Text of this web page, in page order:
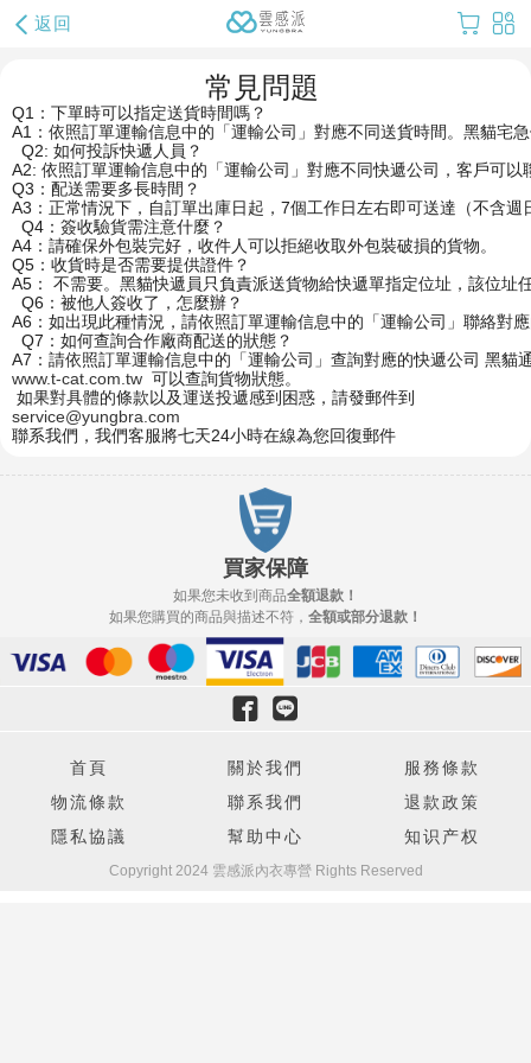
返回
常見問題
Q1：下單時可以指定送貨時間嗎？
A1：依照訂單運輸信息中的「運輸公司」對應不同送貨時間。黑貓宅
Q2: 如何投訴快遞人員？
A2: 依照訂單運輸信息中的「運輸公司」對應不同快遞公司，客戶可
Q3：配送需要多長時間？
A3：正常情況下，自訂單出庫日起，7個工作日左右即可送達（不含週
Q4：簽收驗貨需注意什麼？
A4：請確保外包裝完好，收件人可以拒絕收取外包裝破損的貨物。
Q5：收貨時是否需要提供證件？
A5： 不需要。黑貓快遞員只負責派送貨物給快遞單指定位址，該位
Q6：被他人簽收了，怎麼辦？
A6：如出現此種情況，請依照訂單運輸信息中的「運輸公司」聯絡
Q7：如何查詢合作廠商配送的狀態？
A7：請依照訂單運輸信息中的「運輸公司」查詢對應的快遞公司 黑貓
www.t-cat.com.tw 可以查詢貨物狀態。
如果對具體的條款以及運送投遞感到困惑，請發郵件到
service@yungbra.com
聯系我們，我們客服將七天24小時在線為您回復郵件
買家保障
如果您未收到商品全額退款！
如果您購買的商品與描述不符 ， 全額或部分退款！
首頁 關於我們
服務條款
物流條款
聯系我們
退款政策
隱私協議
幫助中心 知识产权
Copyright 2024 雲感派內衣專營 Rights Reserved